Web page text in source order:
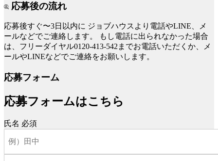
応募後の流れ
応募後すぐ〜3日以内に ジョブハウスより電話やLINE、メ
ールなどでご連絡します。
もし電話に出られなかった場合
は、フリーダイヤル0120-413-542までお電話いただくか、メ
ールやLINEなどでご連絡をお願いします。
応募フォーム
応募フォームはこちら
氏名 必須